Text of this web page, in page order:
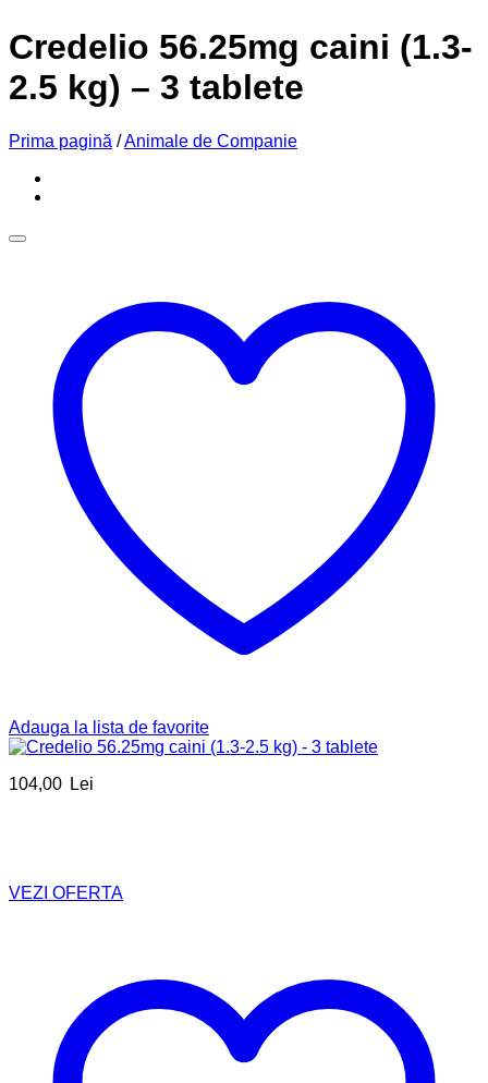
Credelio 56.25mg caini (1.3-
2.5 kg) – 3 tablete
Prima pagină /Animale de Companie
Adauga la lista de favorite
104,00 Lei
VEZI OFERTA